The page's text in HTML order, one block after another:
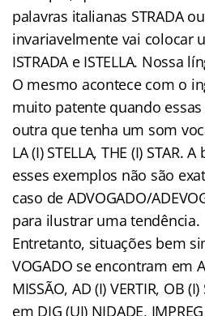
palavras italianas STRADA ou
invariavelmente vai colocar
ISTRADA e ISTELLA. Nossa
O mesmo acontece com o
muito patente quando
outra que tenha um som
LA (I) STELLA, THE (I) STAR.
esses exemplos não são
caso de ADVOGADO/
para ilustrar uma tendência.
Entretanto, situações bem
VOGADO se encontram em
MISSÃO, AD (I) VERTIR, OB
em DIG (UI) NIDADE,